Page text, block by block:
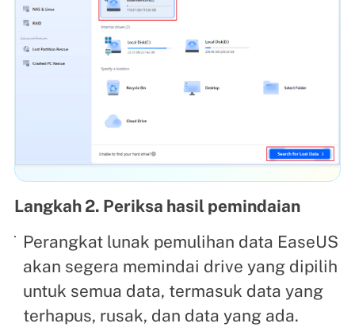
Langkah 2. Periksa hasil pemindaian
Perangkat lunak pemulihan data EaseUS
akan segera memindai drive yang dipilih
untuk semua data, termasuk data yang
terhapus, rusak, dan data yang ada.